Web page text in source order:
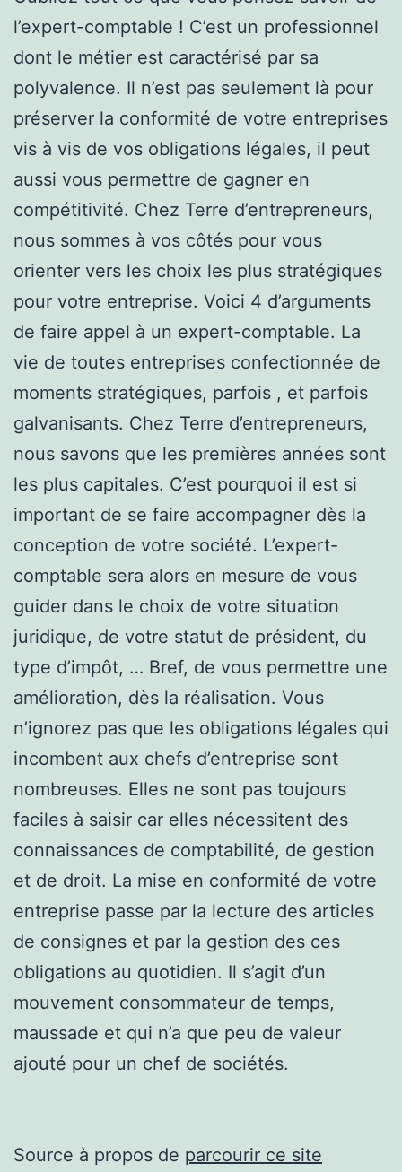
l’expert-comptable ! C’est un professionnel
dont le métier est caractérisé par sa
polyvalence. Il n’est pas seulement là pour
préserver la conformité de votre entreprises
vis à vis de vos obligations légales, il peut
aussi vous permettre de gagner en
compétitivité. Chez Terre d’entrepreneurs,
nous sommes à vos côtés pour vous
orienter vers les choix les plus stratégiques
pour votre entreprise. Voici 4 d’arguments
de faire appel à un expert-comptable. La
vie de toutes entreprises confectionnée de
moments stratégiques, parfois , et parfois
galvanisants. Chez Terre d’entrepreneurs,
nous savons que les premières années sont
les plus capitales. C’est pourquoi il est si
important de se faire accompagner dès la
conception de votre société. L’expert-
comptable sera alors en mesure de vous
guider dans le choix de votre situation
juridique, de votre statut de président, du
type d’impôt, … Bref, de vous permettre une
amélioration, dès la réalisation. Vous
n’ignorez pas que les obligations légales qui
incombent aux chefs d’entreprise sont
nombreuses. Elles ne sont pas toujours
faciles à saisir car elles nécessitent des
connaissances de comptabilité, de gestion
et de droit. La mise en conformité de votre
entreprise passe par la lecture des articles
de consignes et par la gestion des ces
obligations au quotidien. Il s’agit d’un
mouvement consommateur de temps,
maussade et qui n’a que peu de valeur
ajouté pour un chef de sociétés.
Source à propos de parcourir ce site